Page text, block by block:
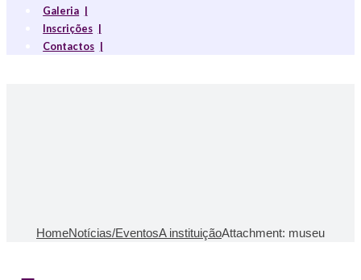
Galeria
Inscrições
Contactos
HomeNotícias/EventosA instituiçãoAttachment: museu